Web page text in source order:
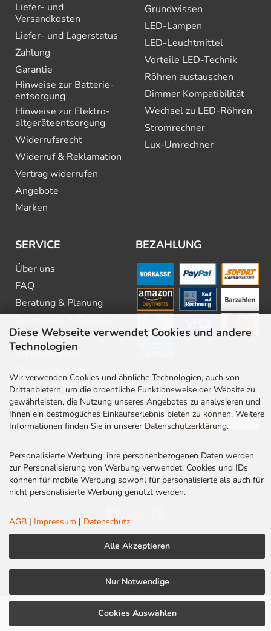
Diese Webseite verwendet Cookies und andere
Technologien
Wir verwenden Cookies und ähnliche Technologien, auch von
Drittanbietern, um die ordentliche Funktionsweise der Website zu
gewährleisten, die Nutzung unseres Angebotes zu analysieren und
Ihnen ein bestmögliches Einkaufserlebnis bieten zu können. Weitere
Informationen finden Sie in unserer Datenschutzerklärung.
Personalisierte Werbung: ihre personenbezogenen Daten werden
zur Personalisierung von Werbung verwendet. Cookies und IDs
können für mobile Werbung sowohl für personalisierte als auch für
nicht personalisierte Werbung genutzt werden.
AGB | Impressum | Datenschutz
Alle Akzeptieren
Nur Notwendige
Cookies Auswählen
Liefer- und
Versandkosten
Liefer- und Lagerstatus
Zahlung
Garantie
Hinweise zur Batterie­
entsorgung
Hinweise zur Elektro­
altgeräte­entsorgung
Widerrufsrecht
Widerruf & Reklamation
Vertrag widerrufen
Angebote
Marken
Grundwissen
LED-Lampen
LED-Leuchtmittel
Vorteile LED-Technik
Röhren austauschen
Dimmer Kompatibilität
Wechsel zu LED-Röhren
Stromrechner
Lux-Umrechner
SERVICE
Über uns
FAQ
Beratung & Planung
Newsletter
Barrierefreiheit
Kontakt
Rabatt Codes
BEZAHLUNG
VERSAND
Impressum | Datenschutz
LED Centrum | Qualität und Kompetenz seit 2010